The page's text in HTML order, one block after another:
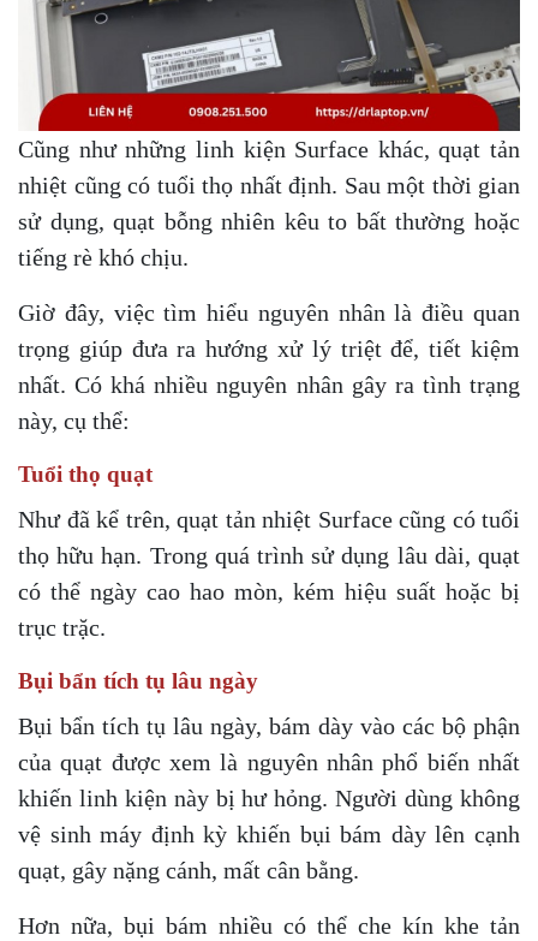
Cũng như những linh kiện Surface khác, quạt tản
nhiệt cũng có tuổi thọ nhất định. Sau một thời gian
sử dụng, quạt bỗng nhiên kêu to bất thường hoặc
tiếng rè khó chịu.
Giờ đây, việc tìm hiểu nguyên nhân là điều quan
trọng giúp đưa ra hướng xử lý triệt để, tiết kiệm
nhất. Có khá nhiều nguyên nhân gây ra tình trạng
này, cụ thể:
Tuổi thọ quạt
Như đã kể trên, quạt tản nhiệt Surface cũng có tuổi
thọ hữu hạn. Trong quá trình sử dụng lâu dài, quạt
có thể ngày cao hao mòn, kém hiệu suất hoặc bị
trục trặc.
Bụi bẩn tích tụ lâu ngày
Bụi bẩn tích tụ lâu ngày, bám dày vào các bộ phận
của quạt được xem là nguyên nhân phổ biến nhất
khiến linh kiện này bị hư hỏng. Người dùng không
vệ sinh máy định kỳ khiến bụi bám dày lên cạnh
quạt, gây nặng cánh, mất cân bằng.
Hơn nữa, bụi bám nhiều có thể che kín khe tản